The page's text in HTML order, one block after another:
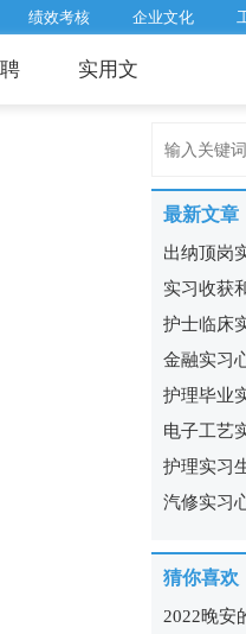
绩效考核 企业文化
实用文
最新文章
出纳顶岗
实习收获
篇)
护士临床
9篇
金融实习
护理毕业
15篇
电子工艺
(集合11篇
护理实习
得体会5篇
汽修实习
猜你喜欢
2022晚安